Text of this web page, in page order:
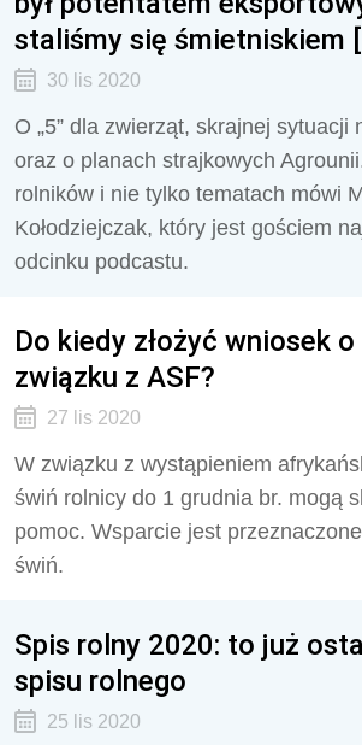
staliśmy się śmietniskiem
30 lis 2020
O „5” dla zwierząt, skrajnej sytuacji
oraz o planach strajkowych
rolników i nie tylko tematach mówi
Kołodziejczak, który jest gościem
odcinku podcastu.
Do kiedy złożyć wniosek
związku z ASF?
27 lis 2020
W związku z wystąpieniem
świń rolnicy do 1 grudnia br. mogą
pomoc. Wsparcie jest
świń.
Spis rolny 2020: to już
spisu rolnego
25 lis 2020